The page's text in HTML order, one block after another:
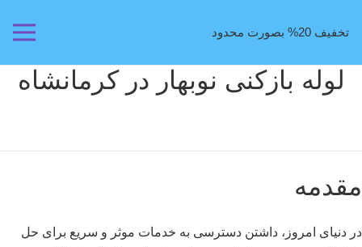
تخفیف 20% بصورت محدود
لوله بازکنی نوبهار در کرمانشاه
مقدمه
در دنیای امروز، داشتن دسترسی به خدمات موثر و سریع برای حل